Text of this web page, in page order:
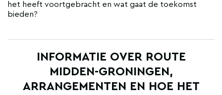
het heeft voortgebracht en wat gaat de toekomst
bieden?
INFORMATIE OVER ROUTE
MIDDEN-GRONINGEN,
ARRANGEMENTEN EN HOE HET